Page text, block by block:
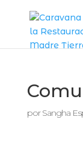
porSangha